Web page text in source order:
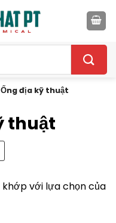
Ống địa kỹ thuật
thuật
với lựa chọn của